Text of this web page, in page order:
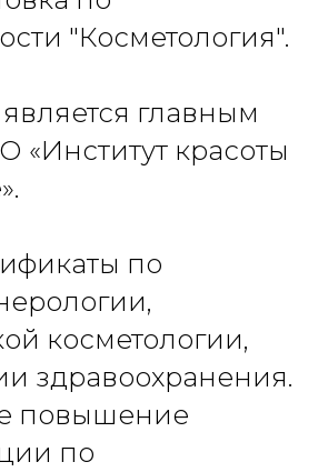
"Косметология".
является главным
«Институт красоты
по
косметологии,
здравоохранения.
повышение
по